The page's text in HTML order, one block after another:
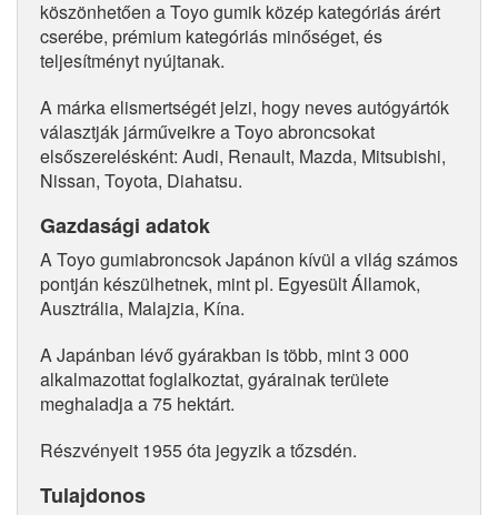
köszönhetően a Toyo gumik közép kategóriás árért
cserébe, prémium kategóriás minőséget, és
teljesítményt nyújtanak.
A márka elismertségét jelzi, hogy neves autógyártók
választják járműveikre a Toyo abroncsokat
elsőszerelésként: Audi, Renault, Mazda, Mitsubishi,
Nissan, Toyota, Diahatsu.
Gazdasági adatok
A Toyo gumiabroncsok Japánon kívül a világ számos
pontján készülhetnek, mint pl. Egyesült Államok,
Ausztrália, Malajzia, Kína.
A Japánban lévő gyárakban is több, mint 3 000
alkalmazottat foglalkoztat, gyárainak területe
meghaladja a 75 hektárt.
Részvényeit 1955 óta jegyzik a tőzsdén.
Tulajdonos